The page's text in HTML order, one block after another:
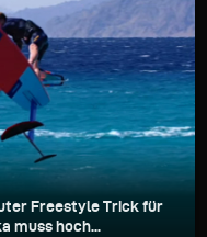
Freestyle Trick für
muss hoch...